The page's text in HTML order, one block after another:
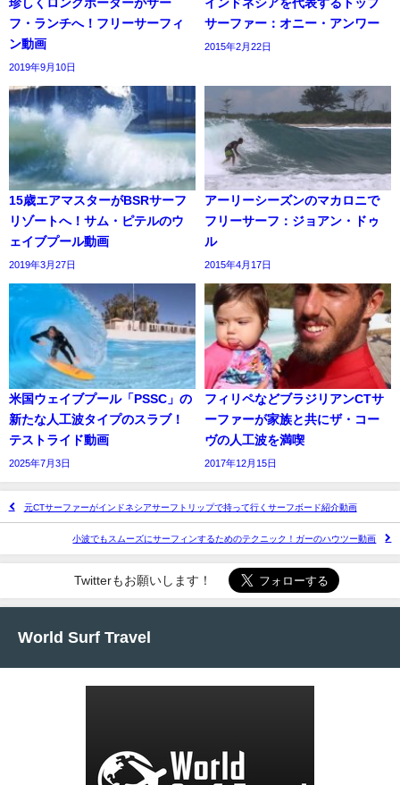
珍しくロングボーダーがサー
フ・ランチへ！フリーサーフィ
ン動画
2019年9月10日
インドネシアを代表するトップ
サーファー：オニー・アンワー
2015年2月22日
15歳エアマスターがBSRサーフ
リゾートへ！サム・ピテルのウ
ェイブプール動画
2019年3月27日
アーリーシーズンのマカロニで
フリーサーフ：ジョアン・ドゥ
ル
2015年4月17日
米国ウェイブプール「PSSC」の
新たな人工波タイプのスラブ！
テストライド動画
2025年7月3日
フィリペなどブラジリアンCTサ
ーファーが家族と共にザ・コー
ヴの人工波を満喫
2017年12月15日
元CTサーファーがインドネシアサーフトリップで持って行くサーフボード紹介動画
小波でもスムーズにサーフィンするためのテクニック！ガーのハウツー動画
Twitterもお願いします！
World Surf Travel